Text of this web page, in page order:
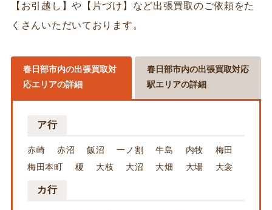
【お引越し】や【片づけ】など出張買取のご依頼をた
くさんいただいております。
春日部市内の出張買取対
応エリアの詳細
春日部市内の出張買取対応
駅エリアの詳細
ア行
赤崎 赤沼 飯沼 一ノ割 牛島 内牧
梅田
梅田本町
榎 大枝 大沼 大畑 大場 大衾
カ行